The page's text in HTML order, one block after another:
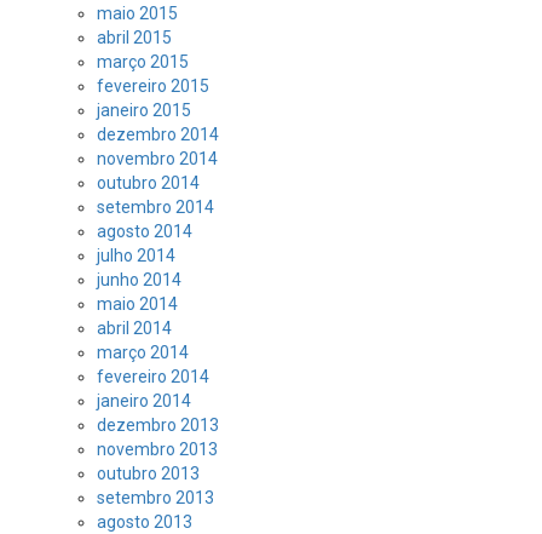
maio 2015
abril 2015
março 2015
fevereiro 2015
janeiro 2015
dezembro 2014
novembro 2014
outubro 2014
setembro 2014
agosto 2014
julho 2014
junho 2014
maio 2014
abril 2014
março 2014
fevereiro 2014
janeiro 2014
dezembro 2013
novembro 2013
outubro 2013
setembro 2013
agosto 2013